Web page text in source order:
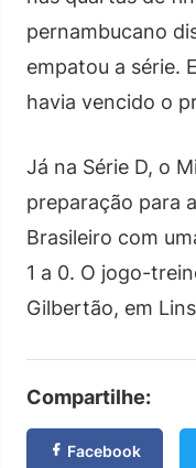
pernambucano
empatou a série.
havia vencido o
Já na Série D, o
preparação para
Brasileiro com
1 a 0. O jogo-
Gilbertão, em
Compartilhe:
Facebook